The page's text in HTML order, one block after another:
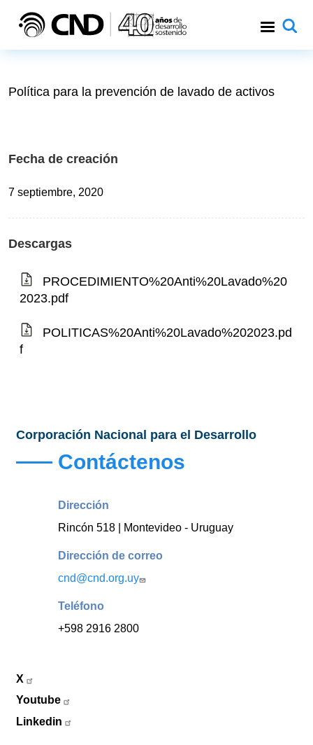
Política para la prevención de lavado de activos
Fecha de creación
7 septiembre, 2020
Descargas
PROCEDIMIENTO%20Anti%20Lavado%20
2023.pdf
POLITICAS%20Anti%20Lavado%202023.pd
f
Corporación Nacional para el Desarrollo
Contáctenos
Dirección
Rincón 518 | Montevideo - Uruguay
Dirección de correo
cnd@cnd.org.uy
Teléfono
+598 2916 2800
X
Youtube
Linkedin